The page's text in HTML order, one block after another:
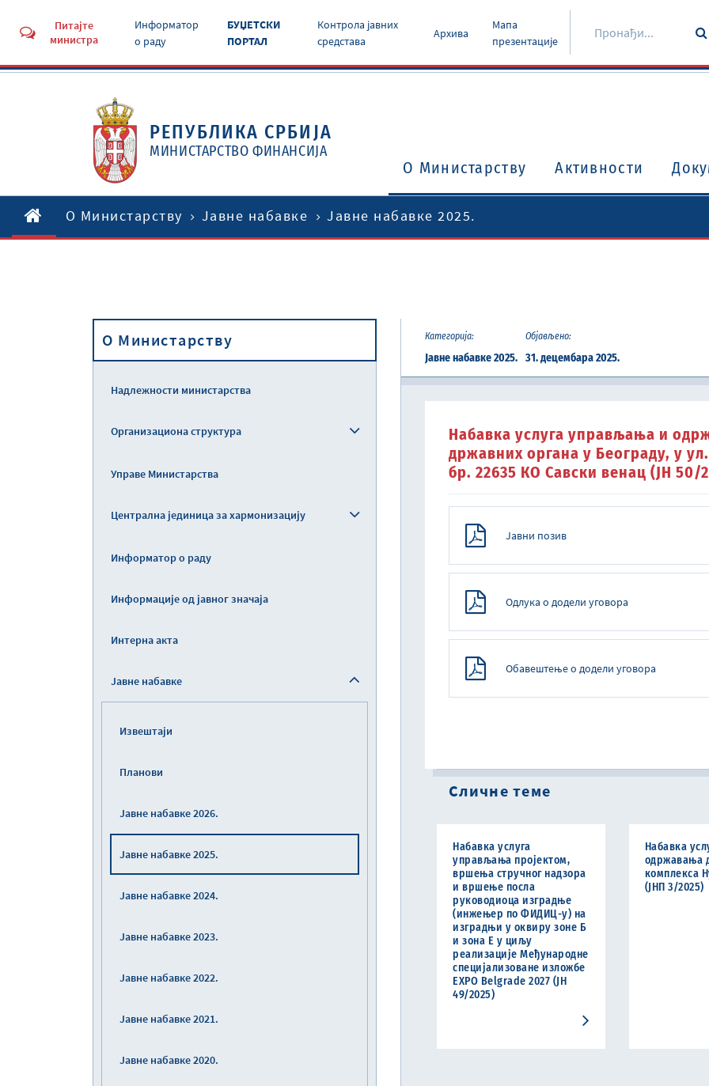
Питајте
министра
Информатор
о раду
БУЏЕТСКИ
ПОРТАЛ
Контрола јавних
средстава
Архива
Мапа
презентације
РЕПУБЛИКА СРБИЈА
МИНИСТАРСТВО ФИНАНСИЈА
O Министарству Активности
O Министарству Јавне набавке Јавне набавке 2025.
O Министарству
Надлежности министарства
Организациона структура
Управе Министарства
Централна јединица за хармонизацију
Информатор о раду
Информације од јавног значаја
Интерна акта
Јавне набавке
Извештаји
Планови
Јавне набавке 2026.
Јавне набавке 2025.
Јавне набавке 2024.
Јавне набавке 2023.
Јавне набавке 2022.
Јавне набавке 2021.
Јавне набавке 2020.
Категорија:
Јавне набавке 2025.
Објављено:
31. децембара 2025.
Набавка услуга управљања и
државних органа у Београду, у
бр. 22635 КО Савски венац (ЈН 50/
Јавни позив
Одлука о додели уговора
Обавештење о додели уговора
Сличне теме
Набавка услуга
управљања пројектом,
вршења стручног надзора
и вршење посла
руководиоца изградње
(инжењер по ФИДИЦ-у) на
изградњи у оквиру зоне Б
и зона Е у циљу
реализације Међународне
специјализоване изложбе
ЕXPO Belgrade 2027 (ЈН
49/2025)
Набавка
одржавања
комплекса
(ЈНП 3/2025)